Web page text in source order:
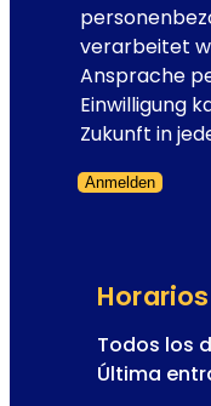
e
l
e
s
c
i
d
e
t
í
n
I
n
c
verarbeitet
Ansprache
Einwilligung
Zukunft in
Anmelden
Todos los
Última